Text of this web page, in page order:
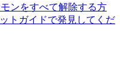
ンをすべて解除する方
トガイドで発見してくだ